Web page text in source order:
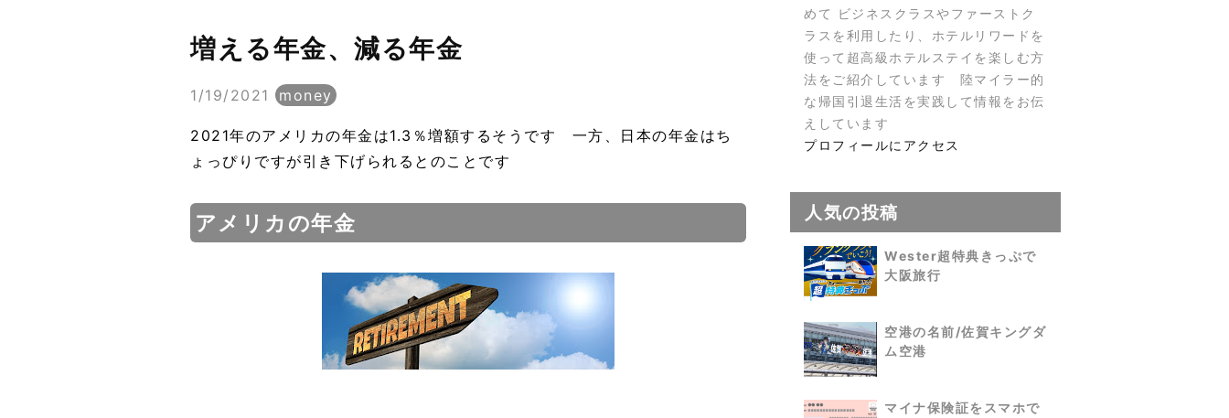
増える年金、減る年金
1/19/2021 money
2021年のアメリカの年金は1.3％増額するそうです 一方、日本の年金はち
ょっぴりですが引き下げられるとのことです
アメリカの年金
めて ビジネスクラスやファーストク
ラスを利用したり、ホテルリワードを
使って超高級ホテルステイを楽しむ方
法をご紹介しています 陸マイラー的
な帰国引退生活を実践して情報をお伝
えしています
プロフィールにアクセス
人気の投稿
Wester超特典きっぷで
大阪旅行
空港の名前/佐賀キングダ
ム空港
マイナ保険証をスマホで